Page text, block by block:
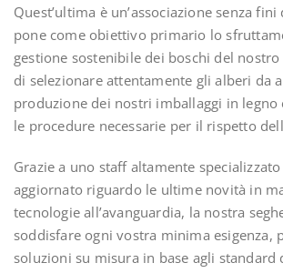
Quest’ultima è un’associazione senza
pone come obiettivo primario lo
gestione sostenibile dei boschi del
di selezionare attentamente gli alberi da
produzione dei nostri imballaggi in legno
le procedure necessarie per il rispetto
Grazie a uno staff altamente
aggiornato riguardo le ultime novità in
tecnologie all’avanguardia, la nostra
soddisfare ogni vostra minima esigenza,
soluzioni su misura in base agli standard